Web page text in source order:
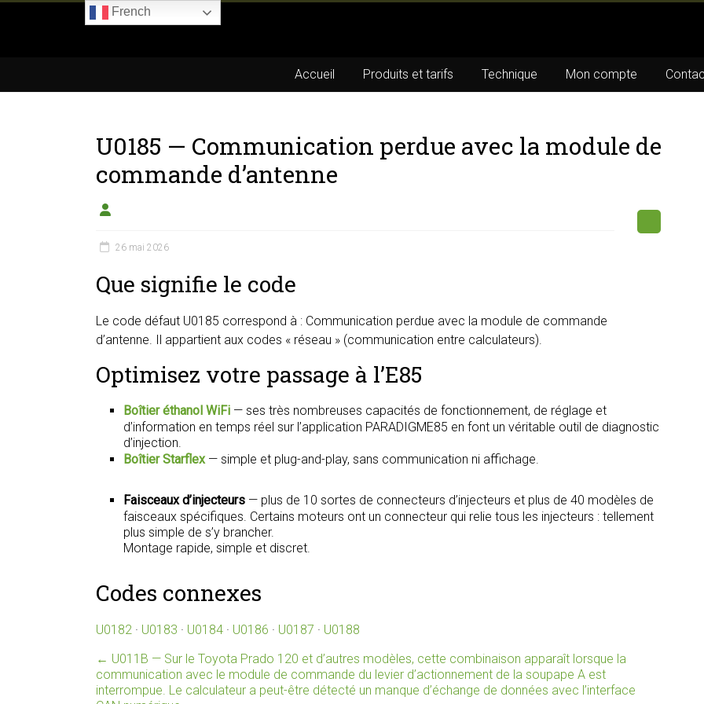
du
éthanol
Accueil Produits et tarifs Technique Mon compte
U0185 — Communication perdue avec la module de
commande d’antenne
26 mai 2026
Que signifie le code
Le code défaut U0185 correspond à : Communication perdue avec la module de commande
d’antenne. Il appartient aux codes « réseau » (communication entre calculateurs).
Optimisez votre passage à l’E85
Boîtier éthanol WiFi — ses très nombreuses capacités de fonctionnement, de réglage et
d’information en temps réel sur l’application PARADIGME85 en font un véritable outil de diagnostic
d’injection.
Boîtier Starflex— simple et plug-and-play, sans communication ni affichage.
Faisceaux d’injecteurs — plus de 10 sortes de connecteurs d’injecteurs et plus de 40 modèles de
faisceaux spécifiques. Certains moteurs ont un connecteur qui relie tous les injecteurs : tellement
plus simple de s’y brancher.
Montage rapide, simple et discret.
Codes connexes
U0182 · U0183 · U0184 · U0186 · U0187 · U0188
← U011B — Sur le Toyota Prado 120 et d’autres modèles, cette combinaison apparaît lorsque la
communication avec le module de commande du levier d’actionnement de la soupape A est
interrompue. Le calculateur a peut-être détecté un manque d’échange de données avec l’interface
French